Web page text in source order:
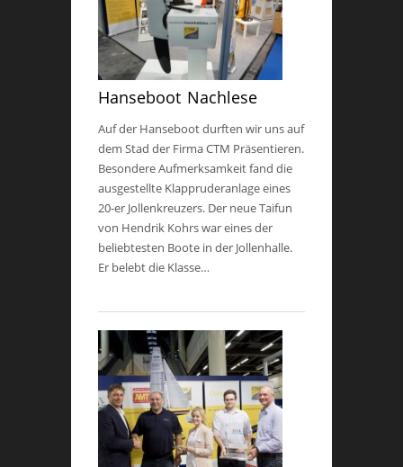
Hanseboot Nachlese
Auf der Hanseboot durften wir uns auf
dem Stad der Firma CTM Präsentieren.
Besondere Aufmerksamkeit fand die
ausgestellte Klappruderanlage eines
20-er Jollenkreuzers. Der neue Taifun
von Hendrik Kohrs war eines der
beliebtesten Boote in der Jollenhalle.
Er belebt die Klasse…